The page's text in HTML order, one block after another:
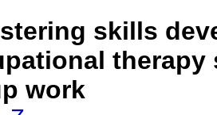
skills
work